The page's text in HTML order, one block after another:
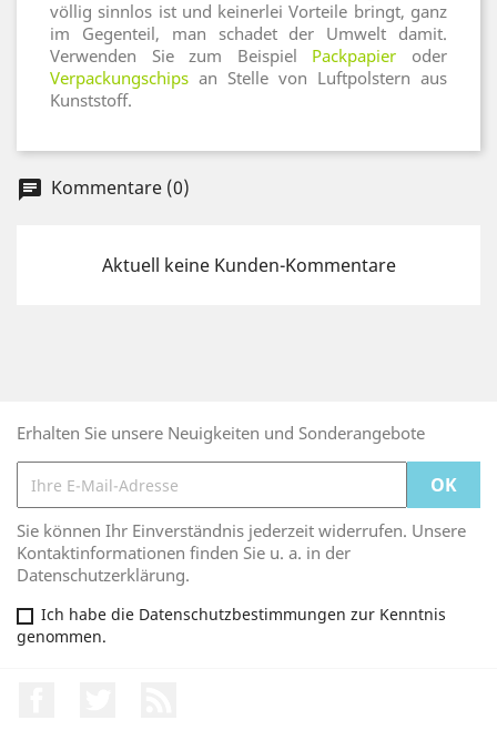
völlig sinnlos ist und keinerlei Vorteile bringt, ganz
im Gegenteil, man schadet der Umwelt damit.
Verwenden Sie zum Beispiel Packpapier oder
Verpackungschips an Stelle von Luftpolstern aus
Kunststoff.
chat Kommentare (0)
Aktuell keine Kunden-Kommentare
Erhalten Sie unsere Neuigkeiten und Sonderangebote
Sie können Ihr Einverständnis jederzeit widerrufen. Unsere
Kontaktinformationen finden Sie u. a. in der
Datenschutzerklärung.
Ich habe die Datenschutzbestimmungen zur Kenntnis
genommen.